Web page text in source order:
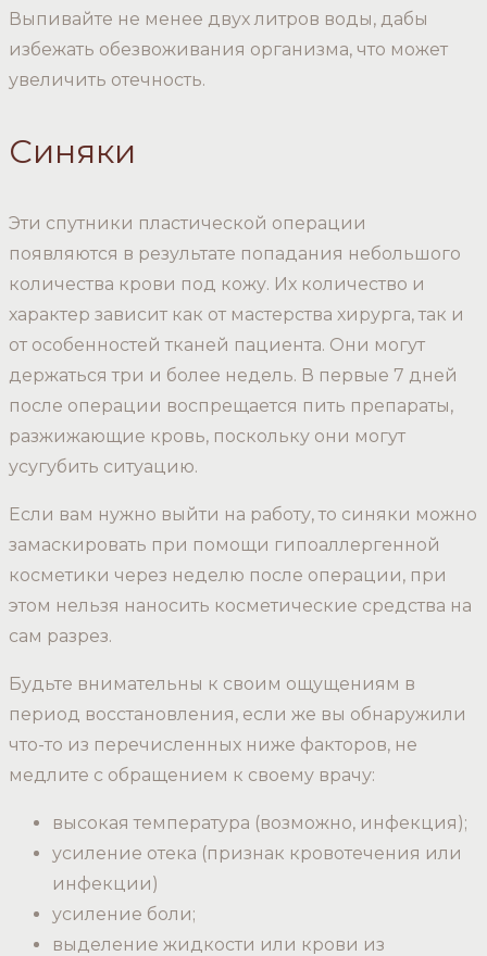
Выпивайте не менее двух литров воды, дабы
избежать обезвоживания организма, что может
увеличить отечность.
Синяки
Эти спутники пластической операции
появляются в результате попадания небольшого
количества крови под кожу. Их количество и
характер зависит как от мастерства хирурга, так и
от особенностей тканей пациента. Они могут
держаться три и более недель. В первые 7 дней
после операции воспрещается пить препараты,
разжижающие кровь, поскольку они могут
усугубить ситуацию.
Если вам нужно выйти на работу, то синяки можно
замаскировать при помощи гипоаллергенной
косметики через неделю после операции, при
этом нельзя наносить косметические средства на
сам разрез.
Будьте внимательны к своим ощущениям в
период восстановления, если же вы обнаружили
что-то из перечисленных ниже факторов, не
медлите с обращением к своему врачу:
высокая температура (возможно, инфекция);
усиление отека (признак кровотечения или
инфекции)
усиление боли;
выделение жидкости или крови из